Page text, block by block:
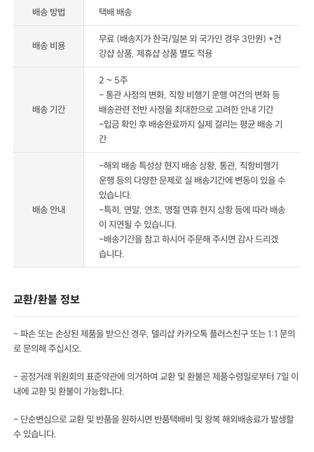
배송 방법 택배 배송
배송 비용
무료 (배송지가 한국/일본 외 국가인 경우 3만원) *건
강샵 상품, 제휴샵 상품 별도 적용
배송 기간
2 ~ 5주
- 통관 사정의 변화, 직항 비행기 운행 여건의 변화 등
배송관련 전반 사정을 최대한으로 고려한 안내 기간
-입금 확인 후 배송완료까지 실제 걸리는 평균 배송 기
간
배송 안내
-해외 배송 특성상 현지 배송 상황, 통관, 직항비행기
운행 등의 다양한 문제로 실 배송기간에 변동이 있을 수
있습니다.
-특히, 연말, 연초, 명절 연휴 현지 상황 등에 따라 배송
이 지연될 수 있습니다.
-배송기간을 참고 하시어 주문해 주시면 감사 드리겠
습니다.
교환/환불 정보
- 파손 또는 손상된 제품을 받으신 경우, 델리샵 카카오톡 플러스친구 또는 1:1 문의
로 문의해 주십시오.
- 공정거래 위원회의 표준약관에 의거하여 교환 및 환불은 제품수령일로부터 7일 이
내에 교환 및 환불이 가능합니다.
- 단순변심으로 교환 및 반품을 원하시면 반품택배비 및 왕복 해외배송료가 발생할
수 있습니다.